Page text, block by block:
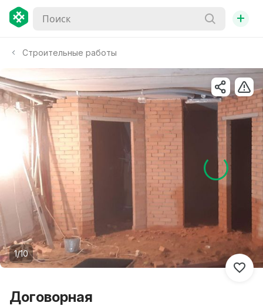
+
Строительные работы
1/10
Договорная